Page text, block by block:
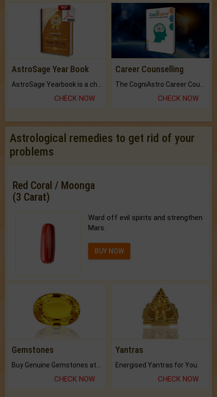
AstroSage Year Book
CHECK NOW
Career Counselling
CHECK NOW
Astrological remedies to get rid of your
problems
Red Coral / Moonga
(3 Carat)
Ward off evil spirits and strengthen
Mars.
BUY NOW
Gemstones
CHECK NOW
Yantras
Energised Yantras for You.
CHECK NOW